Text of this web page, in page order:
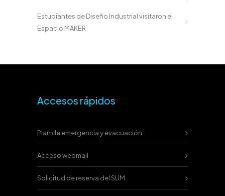
Estudiantes de Diseño Industrial visitaron el
Espacio MAKER
Accesos rápidos
Plan de emergencia y evacuación
Acceso webmail
Solicitud de reserva del SUM